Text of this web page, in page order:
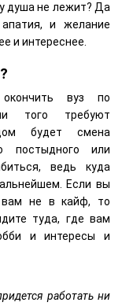
душа не лежит? Да
и желание
и интереснее.
вуз по
того требуют
будет смена
постыдного или
ведь куда
Если вы
вам не в кайф, то
туда, где вам
и интересы и
работать ни